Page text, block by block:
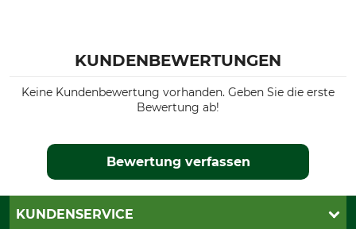
KUNDENBEWERTUNGEN
Keine Kundenbewertung vorhanden. Geben Sie die erste
Bewertung ab!
Bewertung verfassen
KUNDENSERVICE